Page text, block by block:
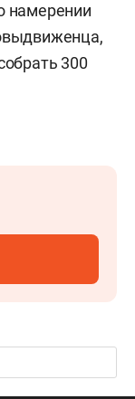
намерении
300